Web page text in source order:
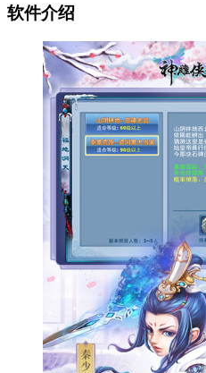
软件介绍